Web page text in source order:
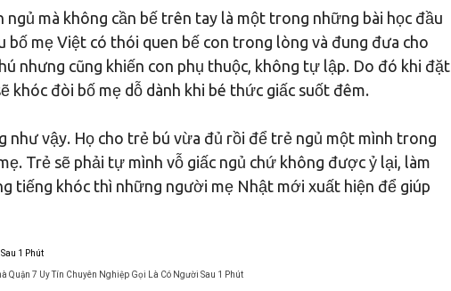
ngủ mà không cần bế trên tay là một trong những bài học đầu
bố mẹ Việt có thói quen bế con trong lòng và đung đưa cho
nhưng cũng khiến con phụ thuộc, không tự lập. Do đó khi đặt
khóc đòi bố mẹ dỗ dành khi bé thức giấc suốt đêm.
như vậy. Họ cho trẻ bú vừa đủ rồi để trẻ ngủ một mình trong
Trẻ sẽ phải tự mình vỗ giấc ngủ chứ không được ỷ lại, làm
tiếng khóc thì những người mẹ Nhật mới xuất hiện để giúp
Quận 7 Uy Tín Chuyên Nghiệp Gọi Là Có Người Sau 1 Phút